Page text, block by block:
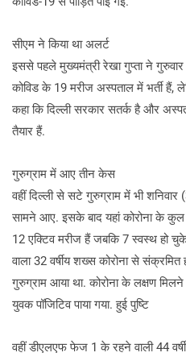
सीएम ने किया था अलर्ट
इससे पहले मुख्यमंत्री रेखा गुप्ता ने
कोविड के 19 मरीज अस्पताल में भर्ती हैं,
कहा कि दिल्ली सरकार सतर्क है और
तैयार हैं.
गुरुग्राम में आए तीन केस
वहीं दिल्ली से सटे गुरुग्राम में भी
सामने आए. इसके बाद यहां कोरोना के
12 एक्टिव मरीज हैं जबकि 7 स्वस्थ हो
वाला 32 वर्षीय शख्स कोरोना से संक्रमित
गुरुग्राम आया था. कोरोना के लक्षण
युवक पॉजिटिव पाया गया. हुई पुष्टि
वहीं डीएलएफ फेज 1 के रहने वाली 44